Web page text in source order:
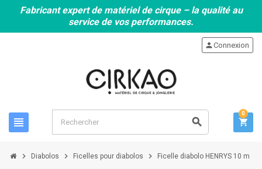
Fabricant expert de matériel de cirque – la qualité au
service de vos performances.
view_headline search
personConnexion
shopping_cart
0
chevron_right Diabolos chevron_right Ficelles pour diabolos chevron_right Ficelle diabolo HENRYS 10 m